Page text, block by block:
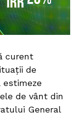
curent
de
estimeze
de vânt din
General